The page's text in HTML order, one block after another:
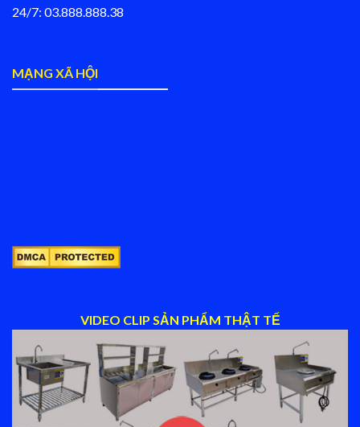
24/7: 03.888.888.38
MẠNG XÃ HỘI
VIDEO CLIP SẢN PHẨM THẬT TẾ